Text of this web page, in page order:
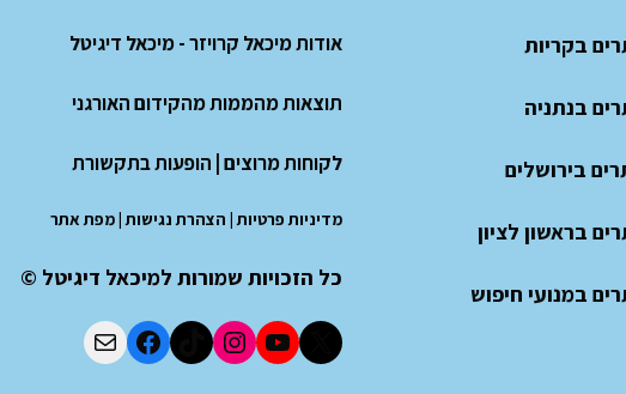
בקריות
בנתניה
בירושלים
בראשון לציון
במנועי חיפוש
אודות מיכאל קרויזר - מיכאל דיגיטל
תוצאות מהממות מהקידום האורגני
לקוחות מרוצים הופעות בתקשורת
מדיניות פרטיות| הצהרת נגישות|מפת אתר
כל הזכויות שמורות למיכאל דיגיטל ©